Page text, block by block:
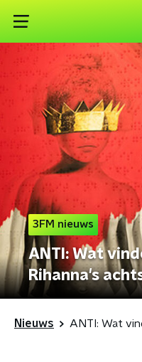
3FM nieuws
ANTI: Wat
Rihanna's
Nieuws